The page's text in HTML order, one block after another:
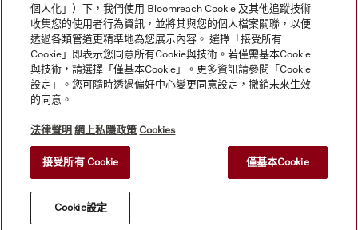
© Copyright, Miele Hong Kong Ltd. All rights reserved.
個人化」）下，我們使用 Bloomreach Cookie 及其他追蹤技術
收集您的使用者行為資訊，並將其與您的個人檔案關聯，以便
透過各類管道更精準地為您展示內容。 選擇「接受所有
Cookie」即表示您同意所有Cookie與技術。若僅需基本Cookie
與技術，請選擇「僅基本Cookie」。更多資訊請參閱「Cookie
設定」。您可隨時透過偏好中心變更同意設定，撤銷未來生效
的同意。
法律聲明 網上私隱政策 Cookies
接受所有 Cookie 僅基本Cookie
Cookie設定